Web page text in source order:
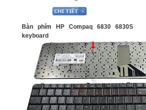
Bàn phím HP Compaq 6830 6830S
keyboard